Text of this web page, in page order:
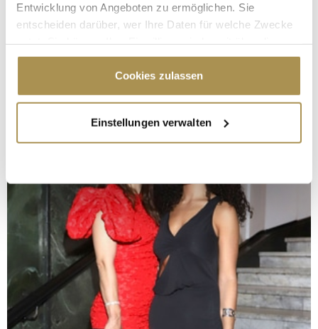
Entwicklung von Angeboten zu ermöglichen. Sie
entscheiden darüber, wer Ihre Daten für welche Zwecke
Cookie-Erklärung oder durch Klicken auf das Privacy
Trigger Symbol ändern oder widerrufen
Informationen über Ihre geografische Lage
erfassen, welche bis auf einige Meter genau sein
bestimmten Merkmalen (Fingerprinting) identifizieren
Erfahren Sie mehr darüber, wie Ihre persönlichen Daten
verarbeitet werden, und legen Sie Ihre Präferenzen im
Abschnitt Einzelheitenfest.
Wir verwenden Cookies, um Inhalte und Anzeigen zu
personalisieren, Funktionen für soziale Medien anbieten
zu können und die Zugriffe auf unsere Website zu
Cookies zulassen
Einstellungen verwalten